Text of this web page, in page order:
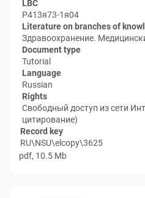
LBC
Р413я73-1я04
Literature on branches of
Здравоохранение.
Document type
Tutorial
Language
Russian
Rights
Свободный доступ из сети
цитирование)
Record key
RU\NSU\elcopy\3625
pdf, 10.5 Mb